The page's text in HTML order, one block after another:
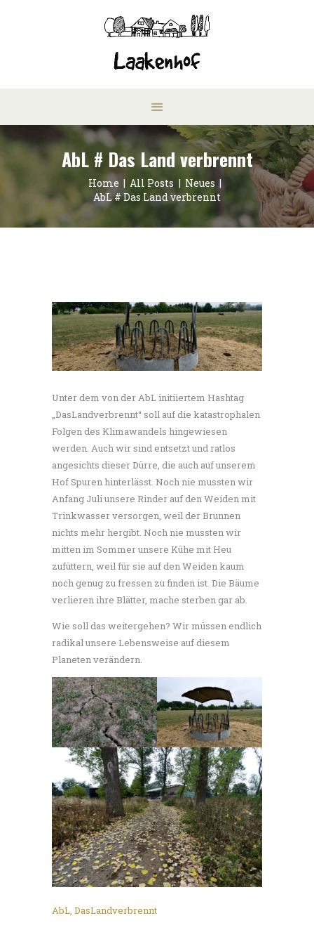
AbL # Das Land verbrennt
Home All Posts
Neues
AbL # Das Land verbrennt
Unter dem von der AbL initiiertem Hashtag
„DasLandverbrennt“ soll auf die katastrophalen
Folgen des Klimawandels hingewiesen
werden. Auch wir sind entsetzt und ratlos
angesichts dieser Dürre, die auch auf unserem
Hof Spuren hinterlässt. Noch nie mussten wir
Anfang Juli unsere Rinder auf den Weiden mit
Trinkwasser versorgen, weil der Brunnen
nichts mehr hergibt. Noch nie mussten wir
mitten im Sommer unsere Kühe mit Heu
zufüttern, weil für sie auf den Weiden kaum
noch genug zu fressen zu finden ist. Die Bäume
verlieren ihre Blätter, mache sterben gar ab.
Wie soll das weitergehen? Wir müssen endlich
radikal unsere Lebensweise auf diesem
Planeten verändern.
AbL, DasLandverbrennt